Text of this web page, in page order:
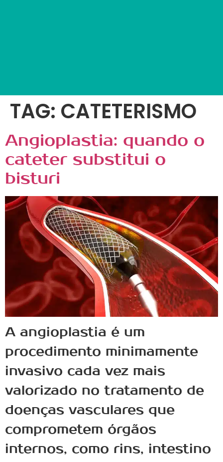
TAG: CATETERISMO
Angioplastia: quando o
cateter substitui o
bisturi
A angioplastia é um
procedimento minimamente
invasivo cada vez mais
valorizado no tratamento de
doenças vasculares que
comprometem órgãos
internos, como rins, intestino